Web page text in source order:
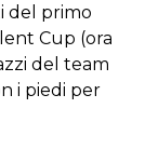
del primo
Cup (ora
del team
i piedi per